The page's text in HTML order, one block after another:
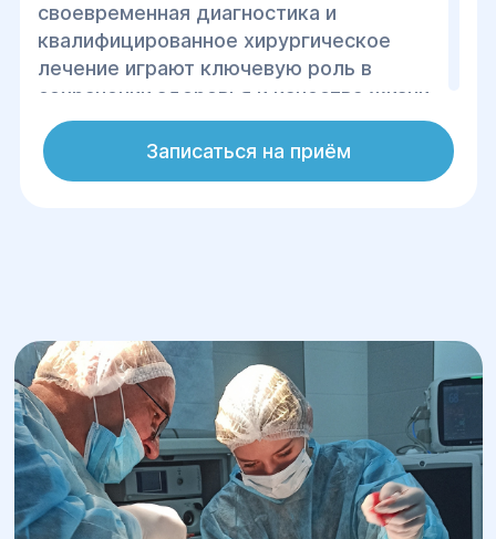
своевременная диагностика и
квалифицированное хирургическое
лечение играют ключевую роль в
сохранении здоровья и качества жизни
пациентов. В Центре хирургии и
реабилитации «Гелиос» мы предлагаем
широкий спектр хирургических услуг
многолетним опытом и применяют
минимально инвазивные методы, что
позволяет значительно уменьшить
травматизацию тканей и снизить
послеоперационную боль. Благодаря
использованию современного
оборудования и инновационных
Записаться на приём